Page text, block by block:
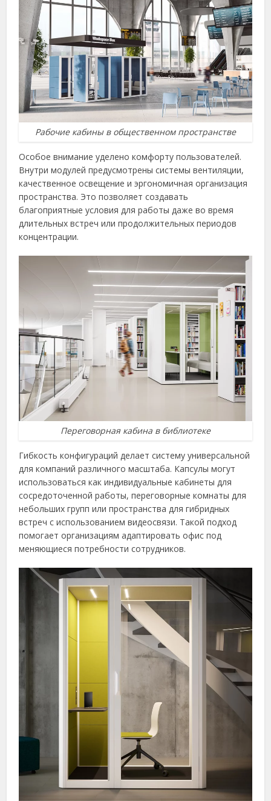
Рабочие кабины в общественном пространстве
Особое внимание уделено комфорту пользователей.
Внутри модулей предусмотрены системы вентиляции,
качественное освещение и эргономичная организация
пространства. Это позволяет создавать
благоприятные условия для работы даже во время
длительных встреч или продолжительных периодов
концентрации.
Переговорная кабина в библиотеке
Гибкость конфигураций делает систему универсальной
для компаний различного масштаба. Капсулы могут
использоваться как индивидуальные кабинеты для
сосредоточенной работы, переговорные комнаты для
небольших групп или пространства для гибридных
встреч с использованием видеосвязи. Такой подход
помогает организациям адаптировать офис под
меняющиеся потребности сотрудников.